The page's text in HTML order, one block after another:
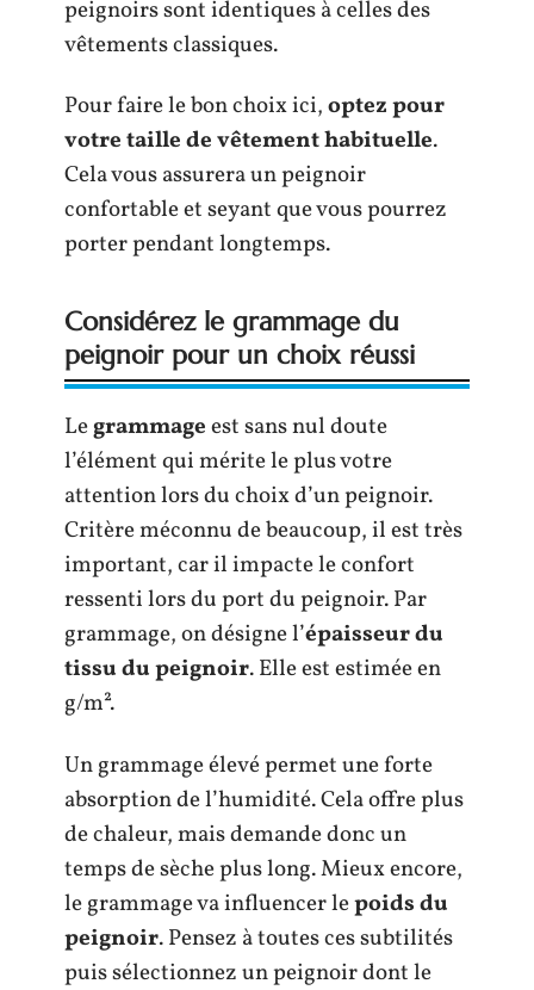
peignoirs sont identiques à celles des
vêtements classiques.
Pour faire le bon choix ici,optez pour
votre taille de vêtement habituelle.
Cela vous assurera un peignoir
confortable et seyant que vous pourrez
porter pendant longtemps.
Considérez le grammage du
peignoir pour un choix réussi
Legrammageest sans nul doute
l’élément qui mérite le plus votre
attention lors du choix d’un peignoir.
Critère méconnu de beaucoup, il est très
important, car il impacte le confort
ressenti lors du port du peignoir. Par
grammage, on désigne l’épaisseur du
tissu du peignoir. Elle est estimée en
g/m².
Un grammage élevé permet une forte
absorption de l’humidité. Cela offre plus
de chaleur, mais demande donc un
temps de sèche plus long. Mieux encore,
le grammage va influencer lepoids du
peignoir. Pensez à toutes ces subtilités
puis sélectionnez un peignoir dont le